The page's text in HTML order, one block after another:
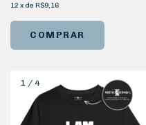
12 x de R$9,16
COMPRAR
1 / 4